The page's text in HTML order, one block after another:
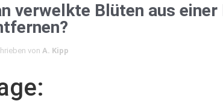
verwelkte Blüten aus
von A. Kipp